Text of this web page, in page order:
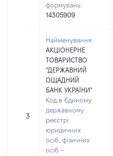
формувань:
14305909
3
Найменування:
АКЦІОНЕРНЕ
ТОВАРИСТВО
"ДЕРЖАВНИЙ
ОЩАДНИЙ
БАНК УКРАЇНИ"
Код в Єдиному
державному
реєстрі
юридичних
осіб, фізичних
осіб –